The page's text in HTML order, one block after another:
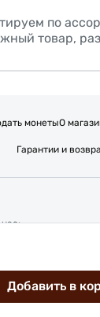
Добавить в
по
товар,
монетыО
Гарантии и
персональных
Александр